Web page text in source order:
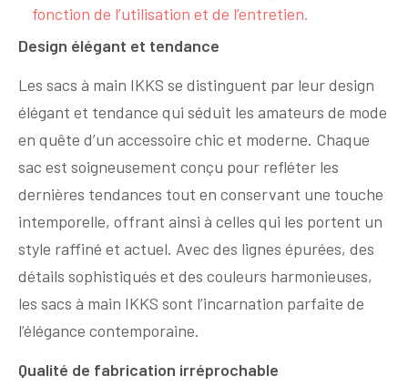
fonction de l’utilisation et de l’entretien.
Design élégant et tendance
Les sacs à main IKKS se distinguent par leur design
élégant et tendance qui séduit les amateurs de mode
en quête d’un accessoire chic et moderne. Chaque
sac est soigneusement conçu pour refléter les
dernières tendances tout en conservant une touche
intemporelle, offrant ainsi à celles qui les portent un
style raffiné et actuel. Avec des lignes épurées, des
détails sophistiqués et des couleurs harmonieuses,
les sacs à main IKKS sont l’incarnation parfaite de
l’élégance contemporaine.
Qualité de fabrication irréprochable